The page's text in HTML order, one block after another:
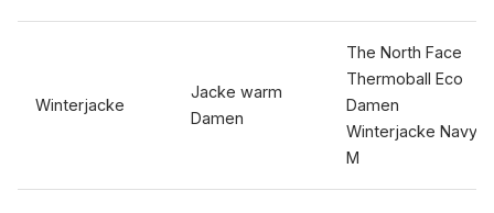
Winterjacke
Jacke warm
Damen
The North Face
Thermoball Eco
Damen
Winterjacke Navy
M